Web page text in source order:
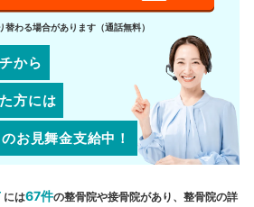
わる場合があります（通話無料）
から
方には
のお見舞金支給中！
には67件の整骨院や接骨院があり、整骨院の詳